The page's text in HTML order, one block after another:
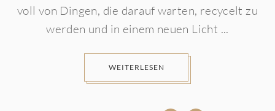
voll von Dingen, die darauf warten, recycelt zu
werden und in einem neuen Licht ...
WEITERLESEN